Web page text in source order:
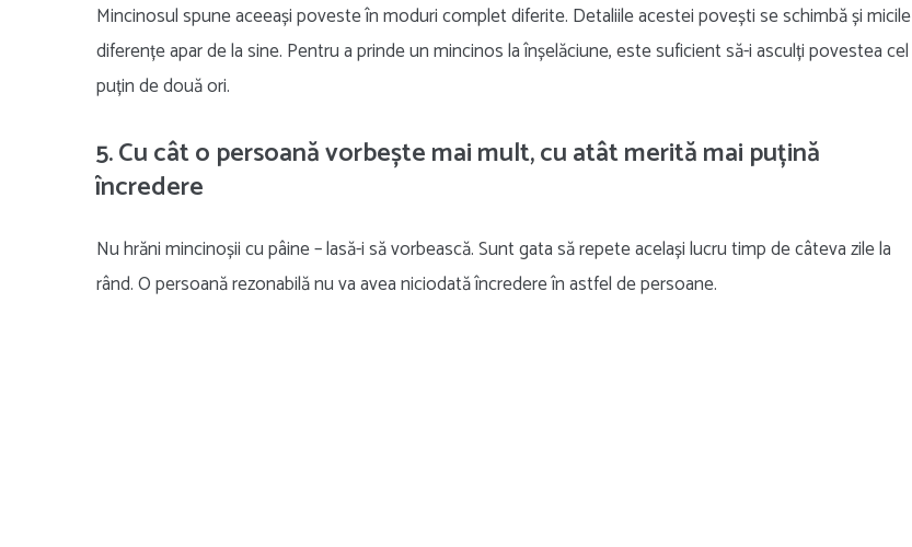
Mincinosul spune aceeași poveste în moduri complet diferite. Detaliile acestei povești se schimbă și micile
diferențe apar de la sine. Pentru a prinde un mincinos la înșelăciune, este suficient să-i asculți povestea cel
puțin de două ori.
5. Cu cât o persoană vorbește mai mult, cu atât merită mai puțină
încredere
Nu hrăni mincinoșii cu pâine – lasă-i să vorbească. Sunt gata să repete același lucru timp de câteva zile la
rând. O persoană rezonabilă nu va avea niciodată încredere în astfel de persoane.